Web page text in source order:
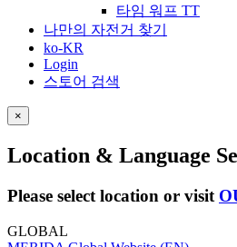
타임 워프 TT
나만의 자전거 찾기
ko-KR
Login
스토어 검색
×
Location & Language
Please select location or visit
GLOBAL